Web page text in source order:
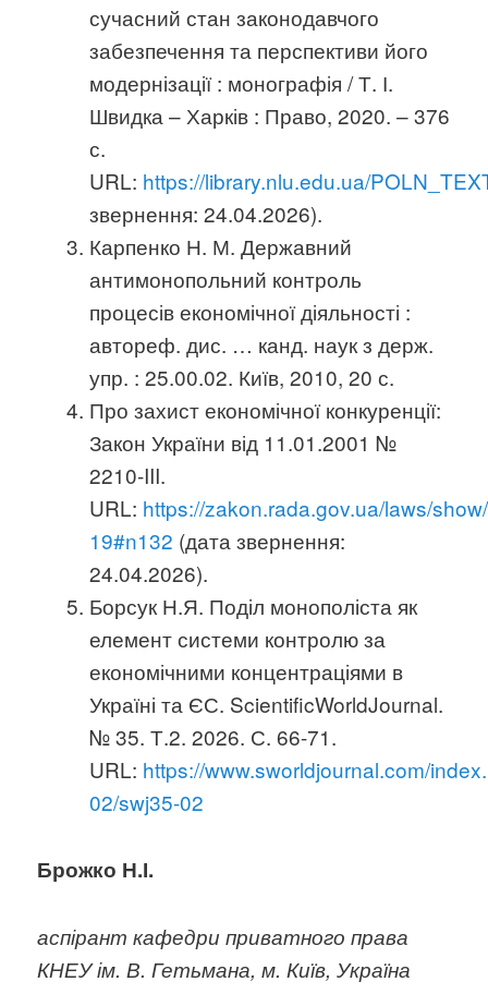
сучасний стан законодавчого
забезпечення та перспективи його
модернізації : монографія / Т. І.
Швидка – Харків : Право, 2020. – 376
с.
URL: https://library.nlu.edu.ua/
звернення: 24.04.2026).
Карпенко Н. М. Державний
антимонопольний контроль
процесів економічної діяльності :
автореф. дис. … канд. наук з держ.
упр. : 25.00.02. Київ, 2010, 20 с.
Про захист економічної конкуренції:
Закон України від 11.01.2001 №
2210-III.
URL: https://zakon.rada.gov.ua/laws/
19#n132 (дата звернення:
24.04.2026).
Борсук Н.Я. Поділ монополіста як
елемент системи контролю за
економічними концентраціями в
Україні та ЄС. ScientificWorldJournal.
№ 35. Т.2. 2026. С. 66-71.
URL: https://www.sworldjournal.com/
02/swj35-02
Брожко Н.І.
аспірант кафедри приватного права
КНЕУ ім. В. Гетьмана, м. Київ, Україна